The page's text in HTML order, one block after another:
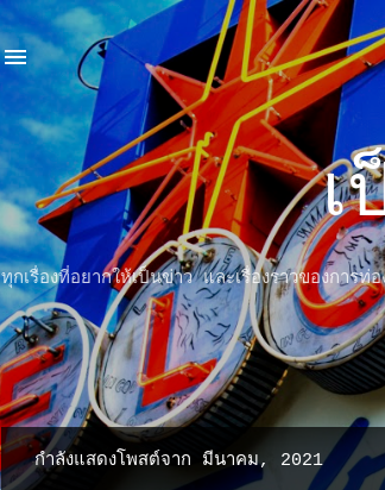
ทุกเรื่องที่อยากให้เป็นข่าว และเรื่องราวของก
บ
กำลังแสดงโพสต์จาก มีนาคม, 2021